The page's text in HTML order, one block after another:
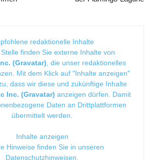
redaktionelle Inhalte
finden Sie externe Inhalte von
(Gravatar) , die unser redaktionelles
Mit dem Klick auf "Inhalte anzeigen"
dass wir diese und zukünftige Inhalte
Inc. (Gravatar) anzeigen dürfen. Damit
Daten an Drittplattformen
übermittelt werden.
Inhalte anzeigen
Hinweise finden Sie in unseren
Datenschutzhinweisen